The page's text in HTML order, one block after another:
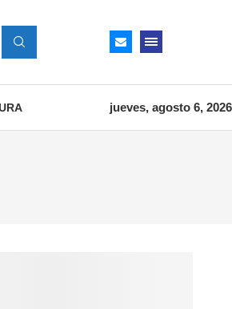
jueves, agosto 6, 2026